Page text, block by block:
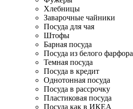
Хлебницы
Заварочные чайники
Посуда для чая
Штофы
Барная посуда
Посуда из белого фарфора
Темная посуда
Посуда в кредит
Однотонная посуда
Посуда в рассрочку
Пластиковая посуда
Посуда как в ИКЕА